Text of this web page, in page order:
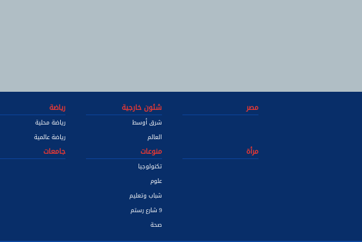
مصر شئون خارجية
شرق أوسط
العالم
رياضة
رياضة محلية
رياضة عالمية
مرأة
منوعات
تكنولوجيا
علوم
شباب وتعليم
9 شارع رستم
صحة
جامعات